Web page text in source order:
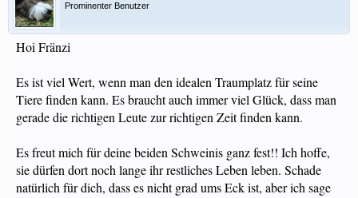
Prominenter Benutzer
Hoi Fränzi
Es ist viel Wert, wenn man den idealen Traumplatz für seine
Tiere finden kann. Es braucht auch immer viel Glück, dass man
gerade die richtigen Leute zur richtigen Zeit finden kann.
Es freut mich für deine beiden Schweinis ganz fest!! Ich hoffe,
sie dürfen dort noch lange ihr restliches Leben leben. Schade
natürlich für dich, dass es nicht grad ums Eck ist, aber ich sage